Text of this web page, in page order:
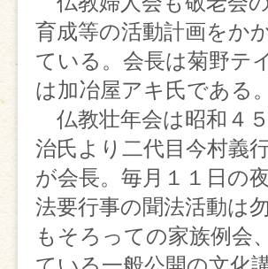
《お知らせ
《行事案内》
【サマースクール】
日 時 ７月３１日(
育成等の活動計画をか
ている。会長は菊野テ
は加冶屋アキ氏である。
仏教壮年会は昭和４
治氏より二代目今村義
が会長。毎月１１日の
法要行事の聞法活動は
もそろっての家族例会